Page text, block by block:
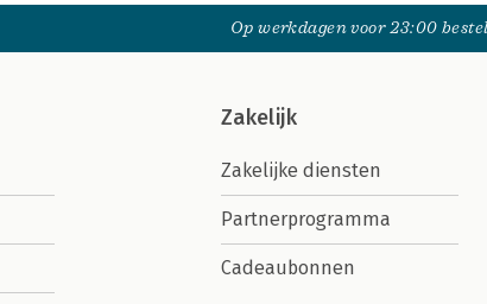
Op werkdagen voor 23:00
Zakelijk
Zakelijke diensten
Partnerprogramma
Cadeaubonnen